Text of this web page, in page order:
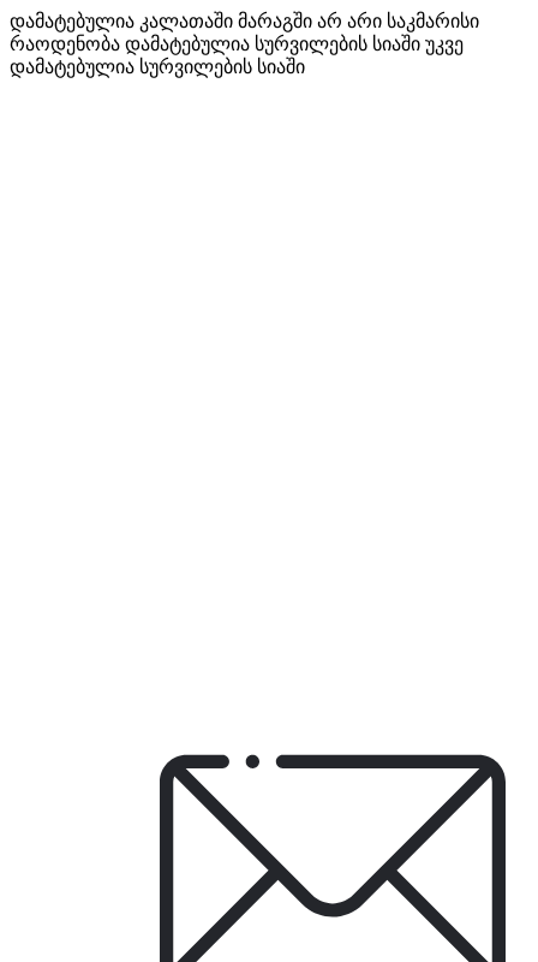
დამატებულია კალათაში მარაგში არ არი საკმარისი
რაოდენობა დამატებულია სურვილების სიაში უკვე
დამატებულია სურვილების სიაში